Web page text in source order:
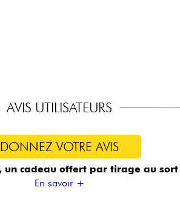
AVIS UTILISATEURS
DONNEZ VOTRE AVIS
un cadeau offert par tirage au sort
En savoir +